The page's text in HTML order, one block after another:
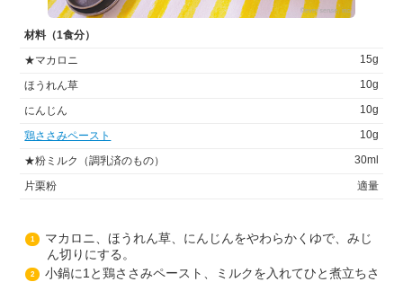
材料（1食分）
★マカロニ
15g
ほうれん草 10g
にんじん 10g
鶏ささみペースト 10g
★粉ミルク（調乳済のもの） 30ml
片栗粉 適量
1
マカロニ、ほうれん草、にんじんをやわらかくゆで、みじ
ん切りにする。
2
小鍋に1と鶏ささみペースト、ミルクを入れてひと煮立ちさ